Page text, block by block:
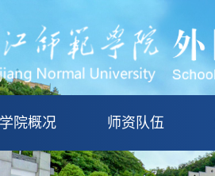
学院概况 师资队伍